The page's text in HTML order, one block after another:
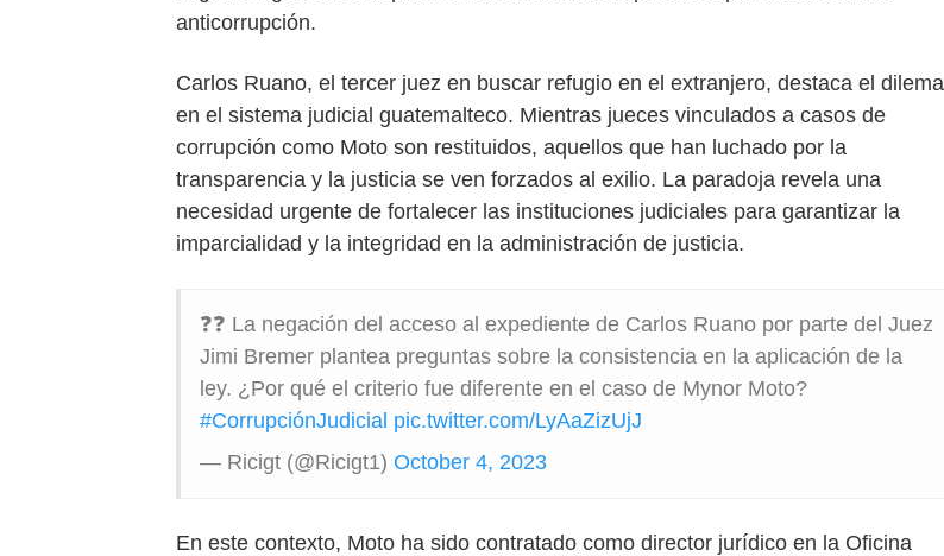
anticorrupción.
Carlos Ruano, el tercer juez en buscar refugio en el extranjero, destaca el dilema
en el sistema judicial guatemalteco. Mientras jueces vinculados a casos de
corrupción como Moto son restituidos, aquellos que han luchado por la
transparencia y la justicia se ven forzados al exilio. La paradoja revela una
necesidad urgente de fortalecer las instituciones judiciales para garantizar la
imparcialidad y la integridad en la administración de justicia.
❓❓ La negación del acceso al expediente de Carlos Ruano por parte del Juez
Jimi Bremer plantea preguntas sobre la consistencia en la aplicación de la
ley. ¿Por qué el criterio fue diferente en el caso de Mynor Moto?
#CorrupciónJudicial pic.twitter.com/LyAaZizUjJ
— Ricigt (@Ricigt1) October 4, 2023
En este contexto, Moto ha sido contratado como director jurídico en la Oficina